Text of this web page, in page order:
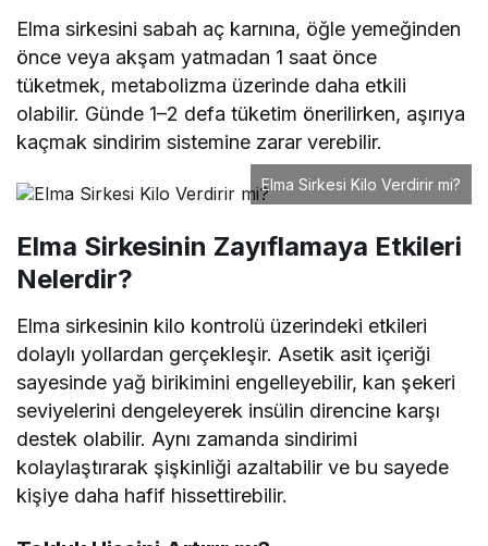
Elma sirkesini sabah aç karnına, öğle yemeğinden
önce veya akşam yatmadan 1 saat önce
tüketmek, metabolizma üzerinde daha etkili
olabilir. Günde 1–2 defa tüketim önerilirken, aşırıya
kaçmak sindirim sistemine zarar verebilir.
Elma Sirkesi Kilo Verdirir mi?
Elma Sirkesinin Zayıflamaya Etkileri
Nelerdir?
Elma sirkesinin kilo kontrolü üzerindeki etkileri
dolaylı yollardan gerçekleşir. Asetik asit içeriği
sayesinde yağ birikimini engelleyebilir, kan şekeri
seviyelerini dengeleyerek insülin direncine karşı
destek olabilir. Aynı zamanda sindirimi
kolaylaştırarak şişkinliği azaltabilir ve bu sayede
kişiye daha hafif hissettirebilir.